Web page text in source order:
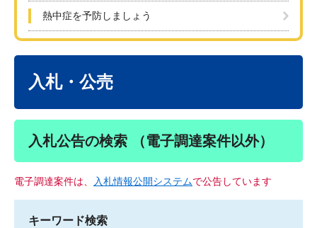
熱中症を予防しましょう
入札・公売
入札公告の検索 （電子調達案件以外）
電子調達案件は、 入札情報公開システムで公告しています
キーワード検索